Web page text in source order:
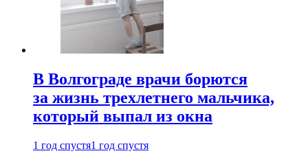
В Волгограде врачи борются
за жизнь трехлетнего мальчика,
который выпал из окна
1 год спустя1 год спустя